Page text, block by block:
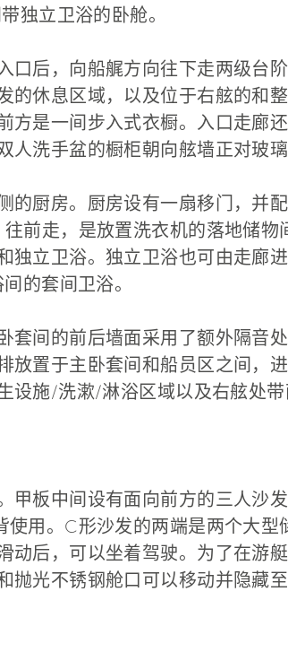
独立卫浴的卧舱。
口后，向船艉方向往下走两级台
的休息区域，以及位于右舷的和
方是一间步入式衣橱。入口走廊
洗手盆的橱柜朝向舷墙正对玻
的厨房。厨房设有一扇移门，并
前走，是放置洗衣机的落地储
独立卫浴。独立卫浴也可由走廊
的套间卫浴。
套间的前后墙面采用了额外隔音
放置于主卧套间和船员区之间，
设施/洗漱/淋浴区域以及右舷处带
甲板中间设有面向前方的三人沙
用。C形沙发的两端是两个大
动后，可以坐着驾驶。为了在游
光不锈钢舱口可以移动并隐藏至